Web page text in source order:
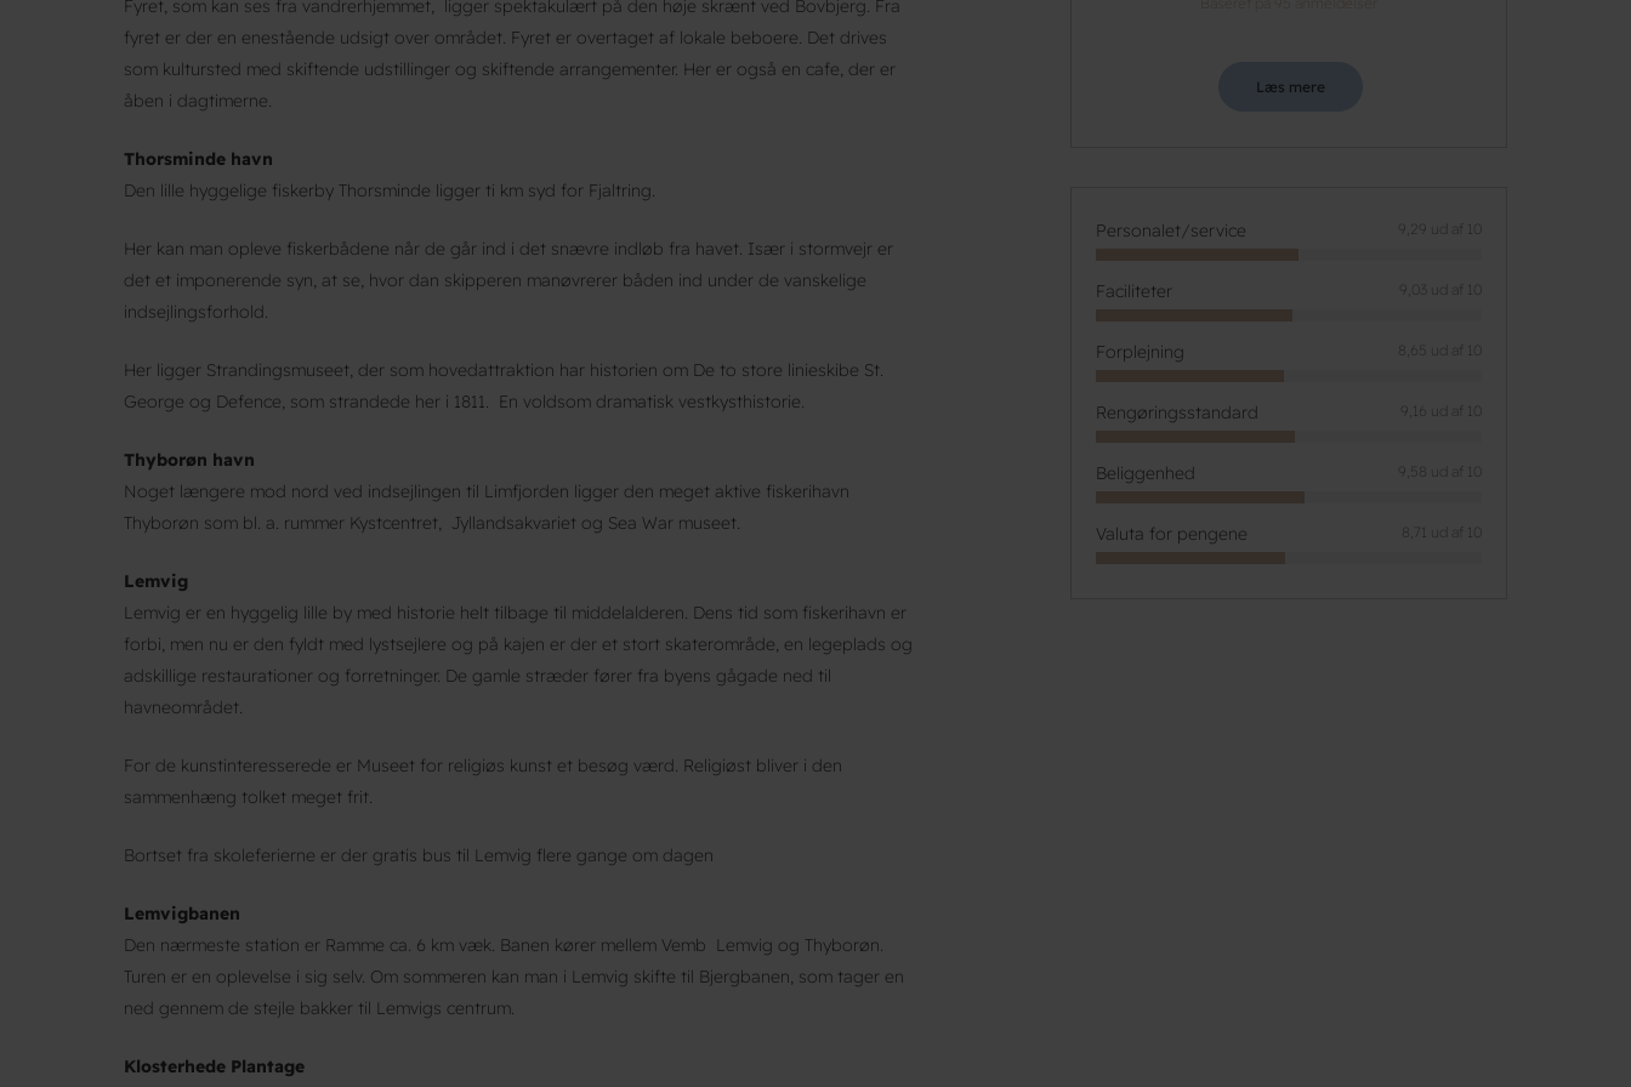
Fyret, som kan ses fra vandrerhjemmet, ligger spektakulært på den høje skrænt ved Bovbjerg. Fra
fyret er der en enestående udsigt over området. Fyret er overtaget af lokale beboere. Det drives
som kultursted med skiftende udstillinger og skiftende arrangementer. Her er også en cafe, der er
åben i dagtimerne.
Thorsminde havn
Den lille hyggelige fiskerby Thorsminde ligger ti km syd for Fjaltring.
Her kan man opleve fiskerbådene når de går ind i det snævre indløb fra havet. Især i stormvejr er
det et imponerende syn, at se, hvor dan skipperen manøvrerer båden ind under de vanskelige
indsejlingsforhold.
Her ligger Strandingsmuseet, der som hovedattraktion har historien om De to store linieskibe St.
George og Defence, som strandede her i 1811. En voldsom dramatisk vestkysthistorie.
Thyborøn havn
Noget længere mod nord ved indsejlingen til Limfjorden ligger den meget aktive fiskerihavn
Thyborøn som bl. a. rummer Kystcentret, Jyllandsakvariet og Sea War museet.
Lemvig
Lemvig er en hyggelig lille by med historie helt tilbage til middelalderen. Dens tid som fiskerihavn er
forbi, men nu er den fyldt med lystsejlere og på kajen er der et stort skaterområde, en legeplads og
adskillige restaurationer og forretninger. De gamle stræder fører fra byens gågade ned til
havneområdet.
For de kunstinteresserede er Museet for religiøs kunst et besøg værd. Religiøst bliver i den
sammenhæng tolket meget frit.
Bortset fra skoleferierne er der gratis bus til Lemvig flere gange om dagen
Lemvigbanen
Den nærmeste station er Ramme ca. 6 km væk. Banen kører mellem Vemb Lemvig og Thyborøn.
Turen er en oplevelse i sig selv. Om sommeren kan man i Lemvig skifte til Bjergbanen, som tager en
ned gennem de stejle bakker til Lemvigs centrum.
Klosterhede Plantage
Læs mere
Personalet/service 9,29 ud af 10
Faciliteter 9,03 ud af 10
Forplejning 8,65 ud af 10
Rengøringsstandard 9,16 ud af 10
Beliggenhed 9,58 ud af 10
Valuta for pengene 8,71 ud af 10